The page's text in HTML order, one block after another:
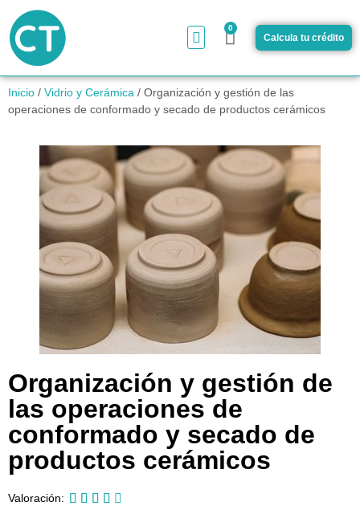
0
Calcula tu crédito
Inicio / Vidrio y Cerámica / Organización y gestión de las
operaciones de conformado y secado de productos cerámicos
Organización y gestión de
las operaciones de
conformado y secado de
productos cerámicos
Valoración:     